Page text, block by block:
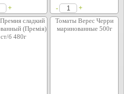
+ -
+
сладкий
(Премія)
ст/б 480г
Томаты Верес Черри
маринованные 500г